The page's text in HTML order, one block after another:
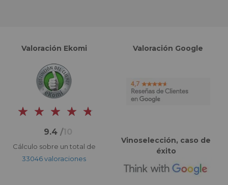
Valoración Ekomi
9.4 /10
Cálculo sobre un total de
33046 valoraciones
Valoración Google
Vinoselección, caso de
éxito